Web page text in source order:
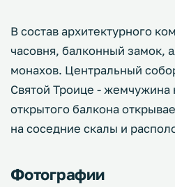
В состав архитектурного
часовня, балконный замок,
монахов. Центральный
Святой Троице - жемчужина
открытого балкона
на соседние скалы и
Фотографии